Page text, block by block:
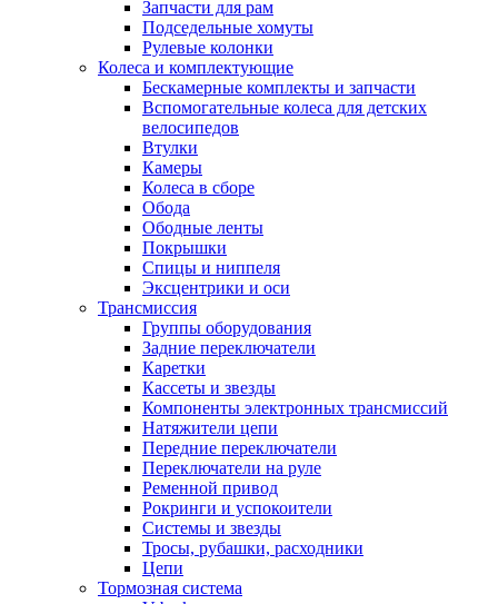
Запчасти для рам
Подседельные хомуты
Рулевые колонки
Колеса и комплектующие
Бескамерные комплекты и запчасти
Вспомогательные колеса для детских
велосипедов
Втулки
Камеры
Колеса в сборе
Обода
Ободные ленты
Покрышки
Спицы и ниппеля
Эксцентрики и оси
Трансмиссия
Группы оборудования
Задние переключатели
Каретки
Кассеты и звезды
Компоненты электронных трансмиссий
Натяжители цепи
Передние переключатели
Переключатели на руле
Ременной привод
Рокринги и успокоители
Системы и звезды
Тросы, рубашки, расходники
Цепи
Тормозная система